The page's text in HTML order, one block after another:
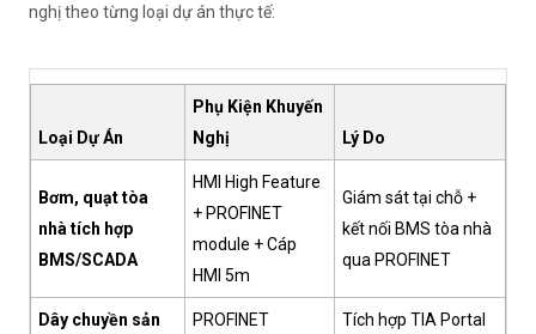
nghị theo từng loại dự án thực tế:
Loại Dự Án
Phụ Kiện Khuyến
Nghị
Lý Do
Bơm, quạt tòa
nhà tích hợp
BMS/SCADA
HMI High Feature
+ PROFINET
module + Cáp
HMI 5m
Giám sát tại chỗ +
kết nối BMS tòa nhà
qua PROFINET
Dây chuyền sản
PROFINET
Tích hợp TIA Portal